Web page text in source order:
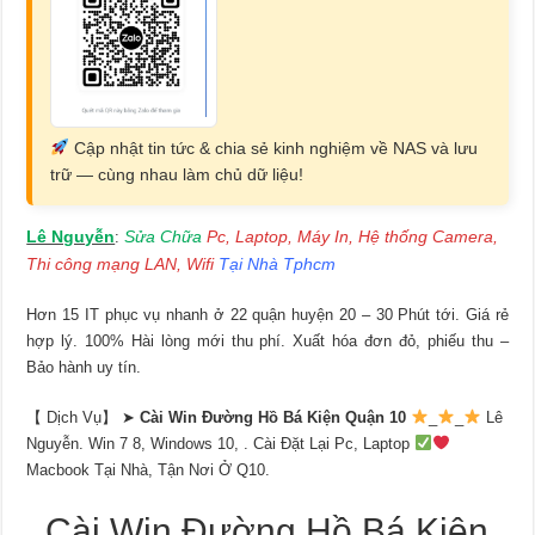
Cập nhật tin tức & chia sẻ kinh nghiệm về NAS và lưu
trữ — cùng nhau làm chủ dữ liệu!
Lê Nguyễn:Sửa Chữa Pc, Laptop, Máy In, Hệ thống Camera,
Thi công mạng LAN, Wifi Tại Nhà Tphcm
Hơn 15 IT phục vụ nhanh ở 22 quận huyện 20 – 30 Phút tới. Giá rẻ
hợp lý. 100% Hài lòng mới thu phí. Xuất hóa đơn đỏ, phiếu thu –
Bảo hành uy tín.
【 Dịch Vụ】 ➤Cài Win Đường Hồ Bá Kiện Quận 10
Lê
Nguyễn. Win 7 8, Windows 10, . Cài Đặt Lại Pc, Laptop
Macbook Tại Nhà, Tận Nơi Ở Q10.